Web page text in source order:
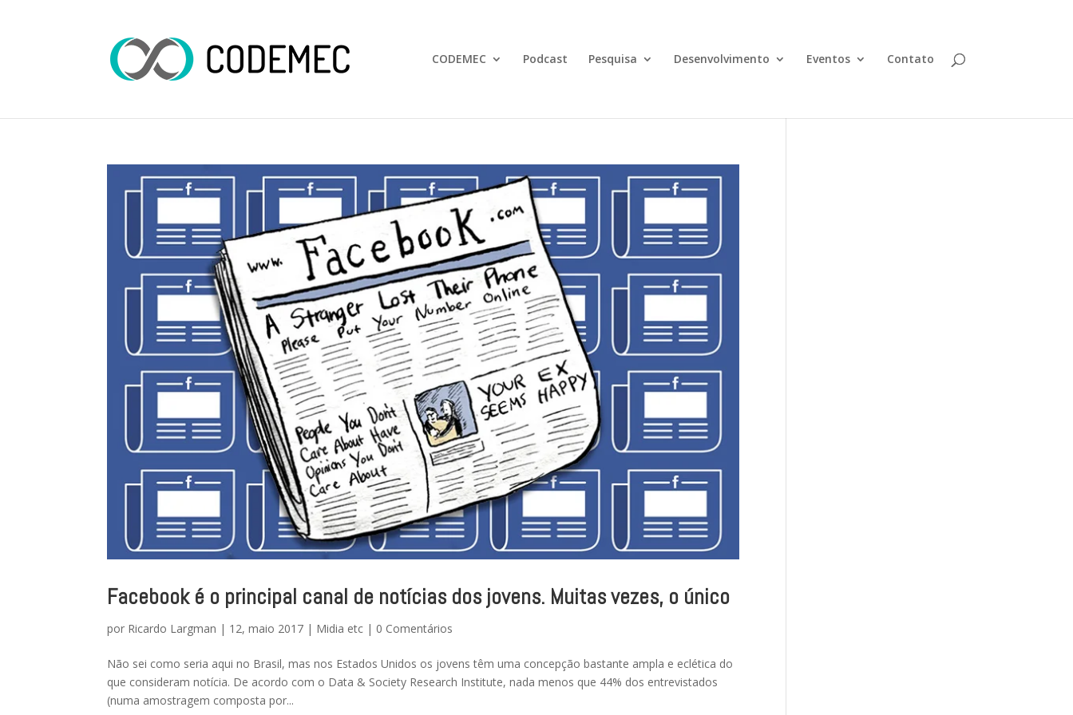
CODEMEC Podcast Pesquisa Desenvolvimento Eventos Contato
Facebook é o principal canal de notícias dos jovens. Muitas vezes, o único
por Ricardo Largman | 12, maio 2017 | Midia etc | 0 Comentários
Não sei como seria aqui no Brasil, mas nos Estados Unidos os jovens têm uma concepção bastante ampla e eclética do
que consideram notícia. De acordo com o Data & Society Research Institute, nada menos que 44% dos entrevistados
(numa amostragem composta por...